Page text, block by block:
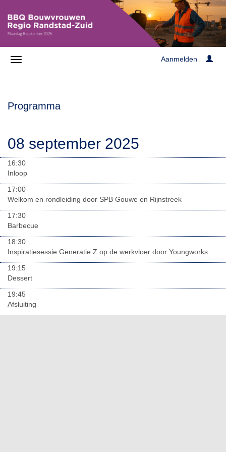
Aanmelden
Programma
08 september 2025
16:30
Inloop
17:00
Welkom en rondleiding door SPB Gouwe en Rijnstreek
17:30
Barbecue
18:30
Inspiratiesessie Generatie Z op de werkvloer door Youngworks
19:15
Dessert
19:45
Afsluiting